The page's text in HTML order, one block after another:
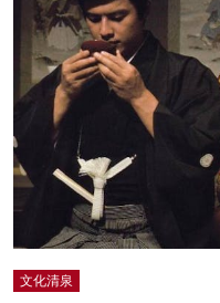
商業
科技
影片
名家榜
灼見活動
文化清泉